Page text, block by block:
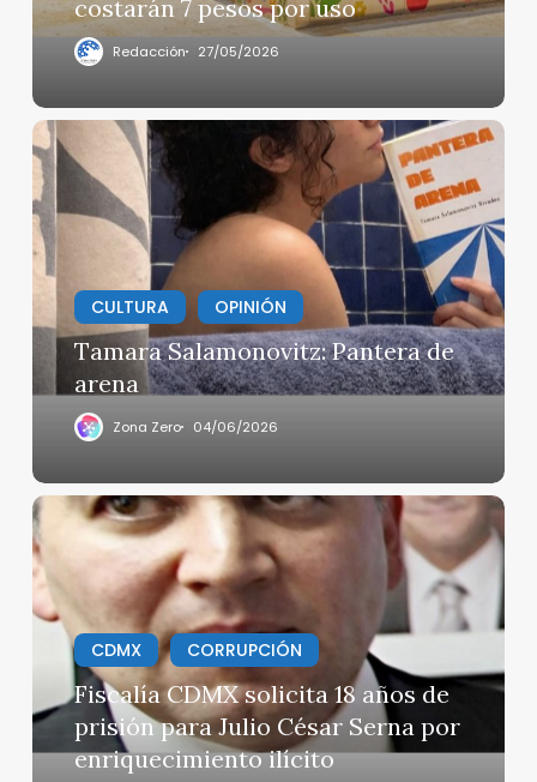
7
pesos
uso
costarán 7 pesos por uso
Redacción 27/05/2026
Tamara
Salamonovitz:
Pantera
de
arena
CULTURA OPINIÓN
Tamara Salamonovitz: Pantera de
arena
Zona Zero 04/06/2026
Fiscalía
CDMX
solicita
18
años
prisión
para
César
CDMX CORRUPCIÓN
Fiscalía CDMX solicita 18 años de
prisión para Julio César Serna por
enriquecimiento ilícito